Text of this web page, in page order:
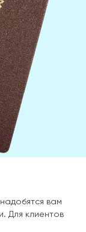
вам
Для клиентов